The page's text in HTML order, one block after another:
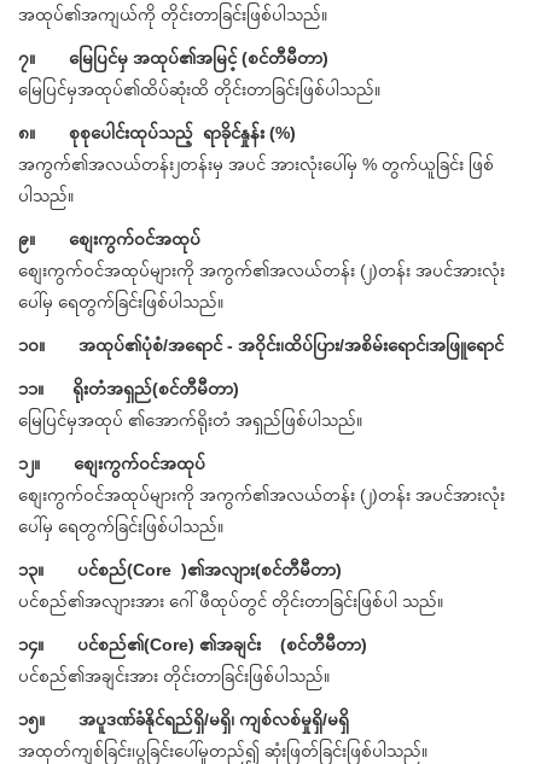
အထုပ်၏အကျယ်ကို တိုင်းတာခြင်းဖြစ်ပါသည်။
၇။ မြေပြင်မှ အထုပ်၏အမြင့် (စင်တီမီတာ)
မြေပြင်မှအထုပ်၏ထိပ်ဆုံးထိ တိုင်းတာခြင်းဖြစ်ပါသည်။
၈။ စုစုပေါင်းထုပ်သည့် ရာခိုင်နှုန်း (%)
အကွက်၏အလယ်တန်း၂တန်းမှ အပင် အားလုံးပေါ်မှ % တွက်ယူခြင်း ဖြစ်
ပါသည်။
၉။ စျေးကွက်ဝင်အထုပ်
စျေးကွက်ဝင်အထုပ်များကို အကွက်၏အလယ်တန်း (၂)တန်း အပင်အားလုံး
ပေါ်မှ ရေတွက်ခြင်းဖြစ်ပါသည်။
၁၀။ အထုပ်၏ပုံစံ/အရောင် - အဝိုင်း၊ထိပ်ပြား/အစိမ်းရောင်၊အဖြူရောင်
၁၁။ ရိုးတံအရှည်(စင်တီမီတာ)
မြေပြင်မှအထုပ် ၏အောက်ရိုးတံ အရှည်ဖြစ်ပါသည်။
၁၂။ စျေးကွက်ဝင်အထုပ်
စျေးကွက်ဝင်အထုပ်များကို အကွက်၏အလယ်တန်း (၂)တန်း အပင်အားလုံး
ပေါ်မှ ရေတွက်ခြင်းဖြစ်ပါသည်။
၁၃။ ပင်စည်(Core )၏အလျား(စင်တီမီတာ)
ပင်စည်၏အလျားအား ဂေါ်ဖီထုပ်တွင် တိုင်းတာခြင်းဖြစ်ပါ သည်။
၁၄။ ပင်စည်၏(Core) ၏အချင်း (စင်တီမီတာ)
ပင်စည်၏အချင်းအား တိုင်းတာခြင်းဖြစ်ပါသည်။
၁၅။ အပူဒဏ်ခံနိုင်ရည်ရှိ/မရှိ၊ ကျစ်လစ်မှုရှိ/မရှိ
အထုတ်ကျစ်ခြင်း၊ပွခြင်းပေါ်မူတည်၍ ဆုံးဖြတ်ခြင်းဖြစ်ပါသည်။